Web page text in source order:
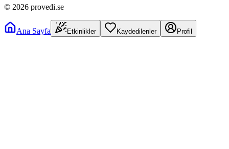
© 2026 provedi.se
Ana Sayfa Etkinlikler Kaydedilenler Profil